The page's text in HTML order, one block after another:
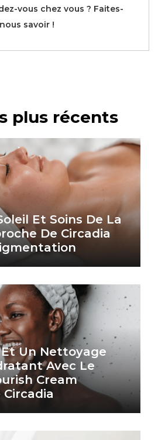
vous chez vous ? Faites-
nous savoir !
plus récents
Et Soins De La
De Circadia
Un Nettoyage
Avec Le
Cream
Circadia